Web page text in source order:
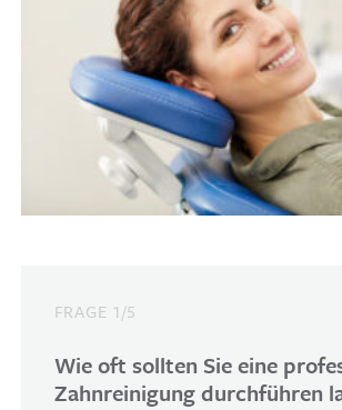
FRAGE 1/5
Wie oft sollten Sie eine
Zahnreinigung durchführen